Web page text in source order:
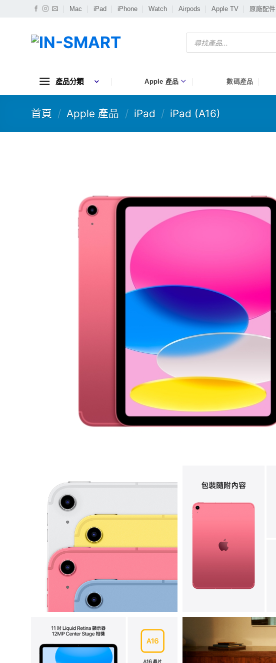
Mac iPad iPhone Watch Airpods Apple TV 原廠配件
Products
search
產品分類 Apple 產品 數碼產品
首頁 / Apple 產品 / iPad / iPad (A16)